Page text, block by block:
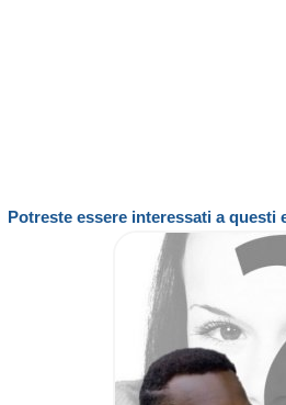
Potreste essere interessati a questi